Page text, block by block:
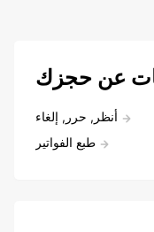
عن حجزك
أنظر, حرر, إلغاء
طبع الفواتير